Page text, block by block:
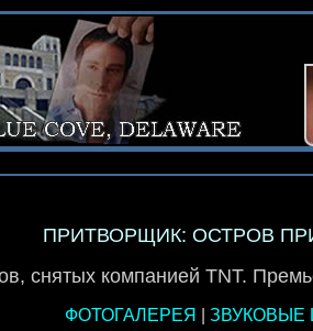
ПРИТВОРЩИК: ОСТРОВ
снятых компанией TNT.
ФОТОГАЛЕРЕЯ
ЗВУКОВЫЕ